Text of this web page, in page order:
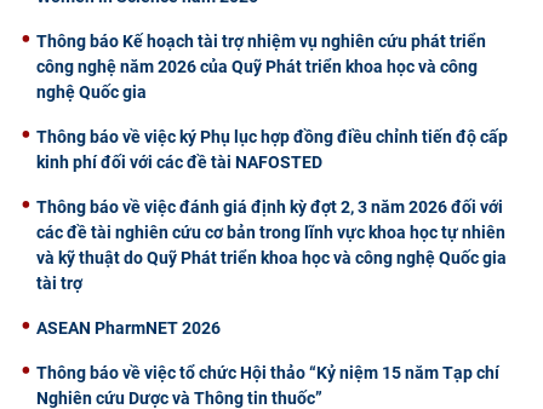
Thông báo Kế hoạch tài trợ nhiệm vụ nghiên cứu phát triển
công nghệ năm 2026 của Quỹ Phát triển khoa học và công
nghệ Quốc gia
Thông báo về việc ký Phụ lục hợp đồng điều chỉnh tiến độ cấp
kinh phí đối với các đề tài NAFOSTED
Thông báo về việc đánh giá định kỳ đợt 2, 3 năm 2026 đối với
các đề tài nghiên cứu cơ bản trong lĩnh vực khoa học tự nhiên
và kỹ thuật do Quỹ Phát triển khoa học và công nghệ Quốc gia
tài trợ
ASEAN PharmNET 2026
Thông báo về việc tổ chức Hội thảo “Kỷ niệm 15 năm Tạp chí
Nghiên cứu Dược và Thông tin thuốc”